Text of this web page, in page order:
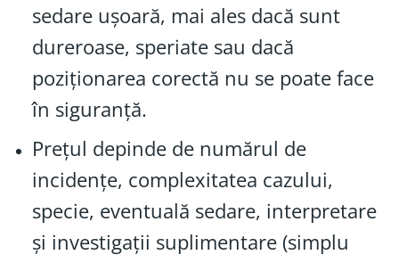
sedare ușoară, mai ales dacă sunt
dureroase, speriate sau dacă
poziționarea corectă nu se poate face
în siguranță.
Prețul depinde de numărul de
incidențe, complexitatea cazului,
specie, eventuală sedare, interpretare
și investigații suplimentare (simplu